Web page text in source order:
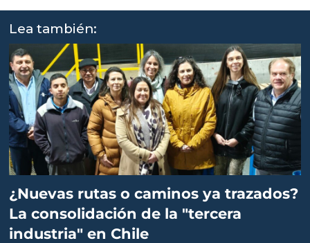
Lea también:
¿Nuevas rutas o caminos ya trazados?
La consolidación de la "tercera
industria" en Chile